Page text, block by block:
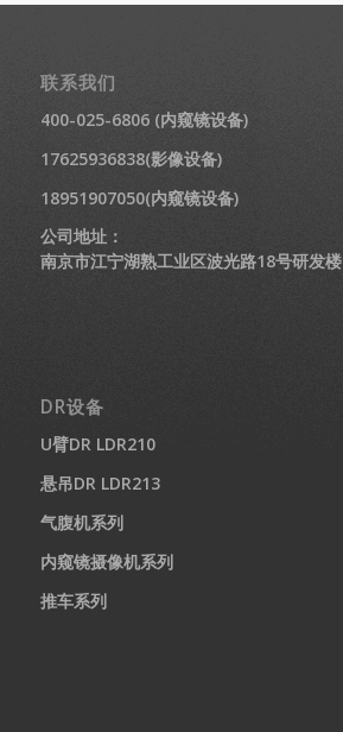
联系我们
400-025-6806 (内窥镜设备)
17625936838(影像设备)
18951907050(内窥镜设备)
公司地址：
南京市江宁湖熟工业区波光路18号研发楼
DR设备
U臂DR LDR210
悬吊DR LDR213
气腹机系列
内窥镜摄像机系列
推车系列